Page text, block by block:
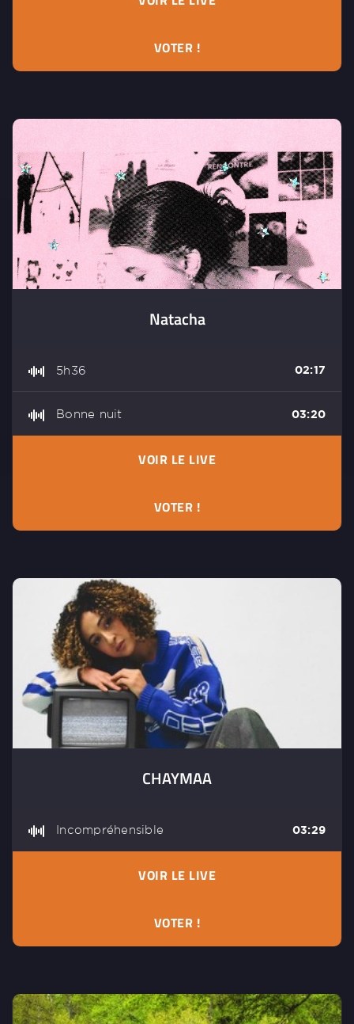
VOTER !
Natacha
5h36 02:17
Bonne nuit 03:20
VOIR LE LIVE
VOTER !
CHAYMAA
Incompréhensible 03:29
VOIR LE LIVE
VOTER !